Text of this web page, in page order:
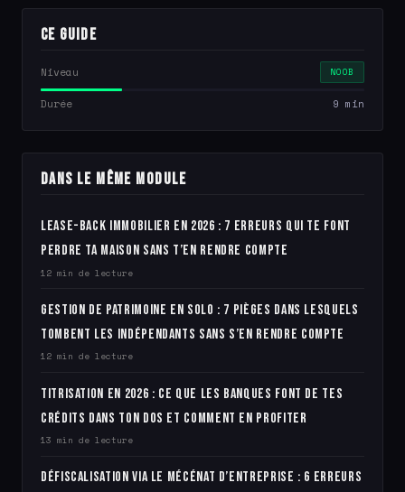
Ce guide
Niveau NOOB
Durée 9 min
Dans le même module
Lease-back immobilier en 2026 : 7 erreurs qui te font
perdre ta maison sans t’en rendre compte
12 min de lecture
Gestion de patrimoine en solo : 7 pièges dans lesquels
tombent les indépendants sans s’en rendre compte
12 min de lecture
Titrisation en 2026 : ce que les banques font de tes
crédits dans ton dos et comment en profiter
13 min de lecture
Défiscalisation via le mécénat d’entreprise : 6 erreurs